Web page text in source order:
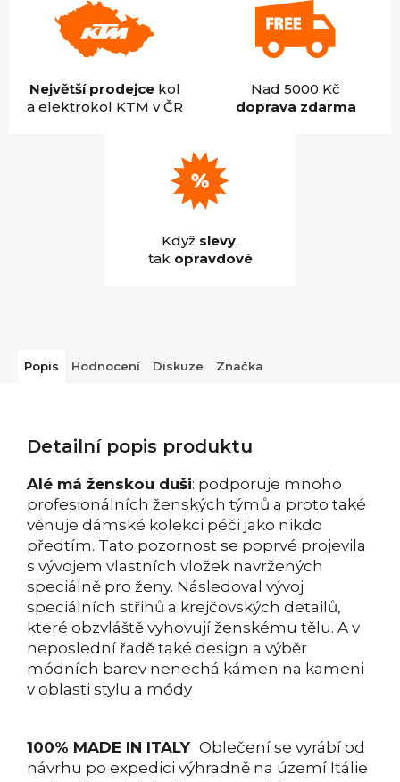
Největší prodejcekol
a elektrokol KTM v ČR
Nad 5000 Kč
doprava zdarma
Když slevy,
tak opravdové
Popis Hodnocení Diskuze Značka
Detailní popis produktu
Alé má ženskou duši: podporuje mnoho
profesionálních ženských týmů a proto také
věnuje dámské kolekci péči jako nikdo
předtím. Tato pozornost se poprvé projevila
s vývojem vlastních vložek navržených
speciálně pro ženy. Následoval vývoj
speciálních střihů a krejčovských detailů,
které obzvláště vyhovují ženskému tělu. A v
neposlední řadě také design a výběr
módních barev nenechá kámen na kameni
v oblasti stylu a módy
100% MADE IN ITALY Oblečení se vyrábí od
návrhu po expedici výhradně na území Itálie